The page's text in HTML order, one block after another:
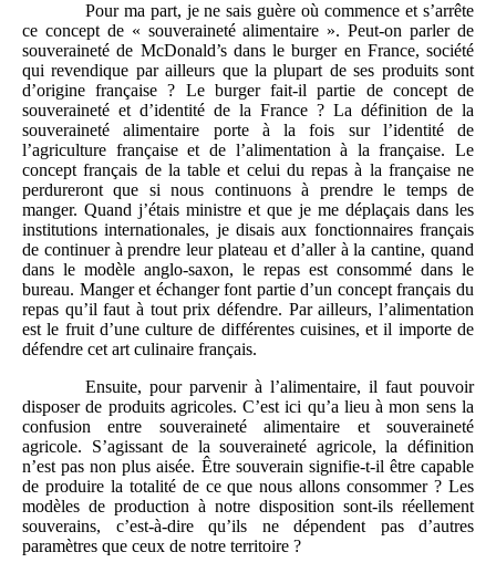
Pour ma part, je ne sais guère où commence et s’arrête
ce concept de « souveraineté alimentaire ». Peut-on parler de
souveraineté de McDonald’s dans le burger en France, société
qui revendique par ailleurs que la plupart de ses produits sont
d’origine française ? Le burger fait-il partie de concept de
souveraineté et d’identité de la France ? La définition de la
souveraineté alimentaire porte à la fois sur l’identité de
l’agriculture française et de l’alimentation à la française. Le
concept français de la table et celui du repas à la française ne
perdureront que si nous continuons à prendre le temps de
manger. Quand j’étais ministre et que je me déplaçais dans les
institutions internationales, je disais aux fonctionnaires français
de continuer à prendre leur plateau et d’aller à la cantine, quand
dans le modèle anglo-saxon, le repas est consommé dans le
bureau. Manger et échanger font partie d’un concept français du
repas qu’il faut à tout prix défendre. Par ailleurs, l’alimentation
est le fruit d’une culture de différentes cuisines, et il importe de
défendre cet art culinaire français.
Ensuite, pour parvenir à l’alimentaire, il faut pouvoir
disposer de produits agricoles. C’est ici qu’a lieu à mon sens la
confusion entre souveraineté alimentaire et souveraineté
agricole. S’agissant de la souveraineté agricole, la définition
n’est pas non plus aisée. Être souverain signifie-t-il être capable
de produire la totalité de ce que nous allons consommer ? Les
modèles de production à notre disposition sont-ils réellement
souverains, c’est-à-dire qu’ils ne dépendent pas d’autres
paramètres que ceux de notre territoire ?